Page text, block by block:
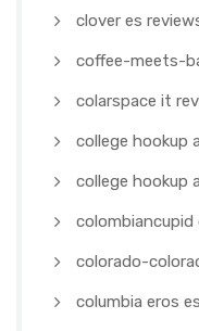
clover es
coffee-meets-
colarspace it
college hookup
college hookup
colombiancupid
colorado-
columbia eros